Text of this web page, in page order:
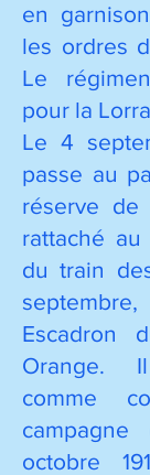
en
les ordres
Le
pour la
Le 4
passe au
réserve de
rattaché au
du train
Escadron
Orange.
comme
campagne
octobre